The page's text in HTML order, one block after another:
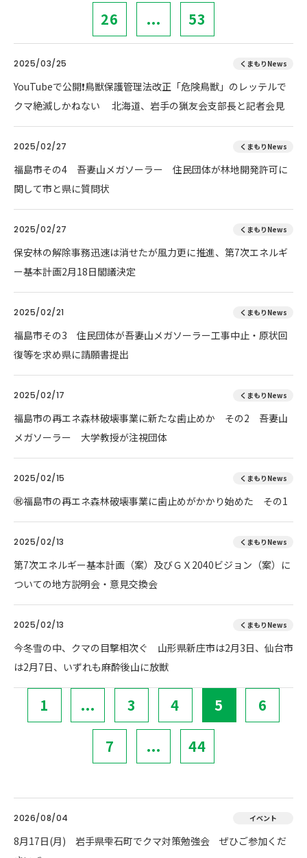
26 ... 53
2025/03/25 くまもりNews
YouTubeで公開❗鳥獣保護管理法改正「危険鳥獣」のレッテルで
クマ絶滅しかねない 北海道、岩手の猟友会支部長と記者会見
2025/02/27 くまもりNews
福島市その4 吾妻山メガソーラー 住民団体が林地開発許可に
関して市と県に質問状
2025/02/27 くまもりNews
保安林の解除事務迅速は消せたが風力更に推進、第7次エネルギ
ー基本計画2月18日閣議決定
2025/02/21 くまもりNews
福島市その3 住民団体が吾妻山メガソーラー工事中止・原状回
復等を求め県に請願書提出
2025/02/17 くまもりNews
福島市の再エネ森林破壊事業に新たな歯止めか その2 吾妻山
メガソーラー 大学教授が注視団体
2025/02/15 くまもりNews
㊗️福島市の再エネ森林破壊事業に歯止めがかかり始めた その1
2025/02/13 くまもりNews
第7次エネルギー基本計画（案）及びＧＸ2040ビジョン（案）に
ついての地方説明会・意見交換会
2025/02/13 くまもりNews
今冬雪の中、クマの目撃相次ぐ 山形県新庄市は2月3日、仙台市
は2月7日、いずれも麻酔後山に放獣
1 ... 3 4 5 6
7 ... 44
2026/08/04 イベント
8月17日(月) 岩手県雫石町でクマ対策勉強会 ぜひご参加くだ